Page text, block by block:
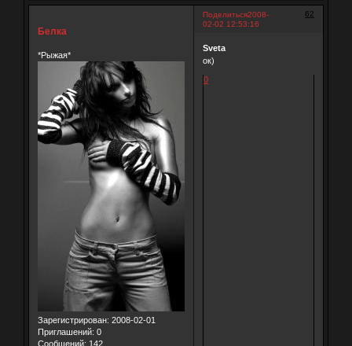
Поделиться 62
2008-
02-02 12:53:16
Белка
*Рыжая*
Зарегистрирован: 2008-02-01
Приглашений: 0
Сообщений: 142
Sveta
ок)
0